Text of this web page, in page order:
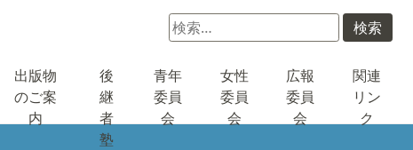
出版物
のご案
内
後
継
者
塾
青年
委員
会
女性
委員
会
広報
委員
会
関連
リン
ク
検
索: